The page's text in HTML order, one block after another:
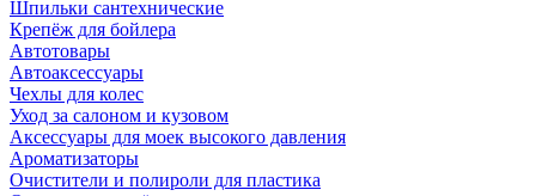
Шпильки сантехнические
Крепёж для бойлера
Автотовары
Автоаксессуары
Чехлы для колес
Уход за салоном и кузовом
Аксессуары для моек высокого давления
Ароматизаторы
Очистители и полироли для пластика